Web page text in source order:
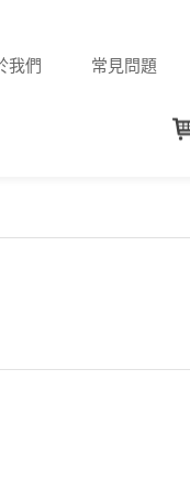
我們 常見問題